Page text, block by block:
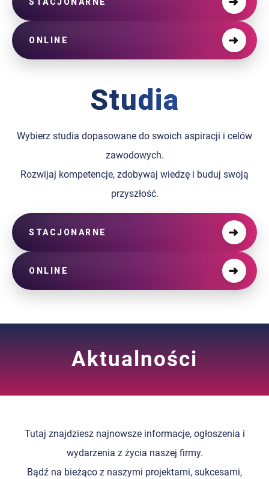
ONLINE ➜
Studia
Wybierz studia dopasowane do swoich aspiracji i celów
zawodowych.
Rozwijaj kompetencje, zdobywaj wiedzę i buduj swoją
przyszłość.
STACJONARNE ➜
ONLINE ➜
Aktualności
Tutaj znajdziesz najnowsze informacje, ogłoszenia i
wydarzenia z życia naszej firmy.
Bądź na bieżąco z naszymi projektami, sukcesami,